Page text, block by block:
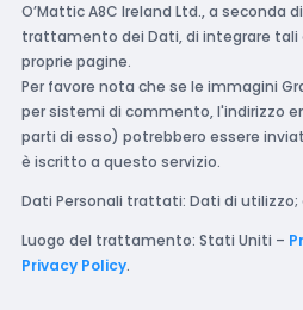
O’Mattic A8C Ireland Ltd., a seconda
trattamento dei Dati, di integrare tali
proprie pagine.
Per favore nota che se le immagini
per sistemi di commento, l'indirizzo
parti di esso) potrebbero essere
è iscritto a questo servizio.
Dati Personali trattati: Dati di utilizzo;
Luogo del trattamento: Stati Uniti –
Privacy Policy.